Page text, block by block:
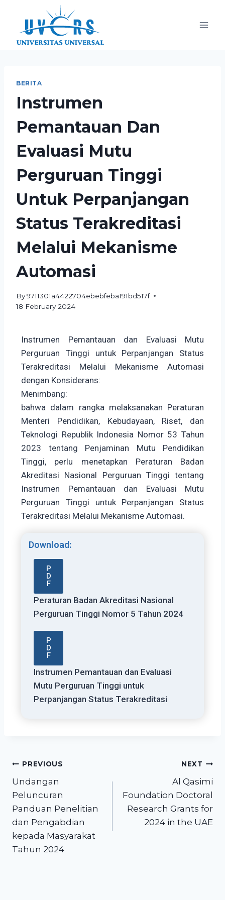
BERITA
Instrumen
Pemantauan Dan
Evaluasi Mutu
Perguruan Tinggi
Untuk Perpanjangan
Status Terakreditasi
Melalui Mekanisme
Automasi
By9711301a4422704ebebfeba191bd517f
18 February 2024
Instrumen Pemantauan dan Evaluasi Mutu
Perguruan Tinggi untuk Perpanjangan Status
Terakreditasi Melalui Mekanisme Automasi
dengan Konsiderans:
Menimbang:
bahwa dalam rangka melaksanakan Peraturan
Menteri Pendidikan, Kebudayaan, Riset, dan
Teknologi Republik Indonesia Nomor 53 Tahun
2023 tentang Penjaminan Mutu Pendidikan
Tinggi, perlu menetapkan Peraturan Badan
Akreditasi Nasional Perguruan Tinggi tentang
Instrumen Pemantauan dan Evaluasi Mutu
Perguruan Tinggi untuk Perpanjangan Status
Terakreditasi Melalui Mekanisme Automasi.
Download:
P
D
F
Peraturan Badan Akreditasi Nasional
Perguruan Tinggi Nomor 5 Tahun 2024
P
D
F
Instrumen Pemantauan dan Evaluasi
Mutu Perguruan Tinggi untuk
Perpanjangan Status Terakreditasi
PREVIOUS
Undangan
Peluncuran
Panduan Penelitian
dan Pengabdian
kepada Masyarakat
Tahun 2024
NEXT
Al Qasimi
Foundation Doctoral
Research Grants for
2024 in the UAE